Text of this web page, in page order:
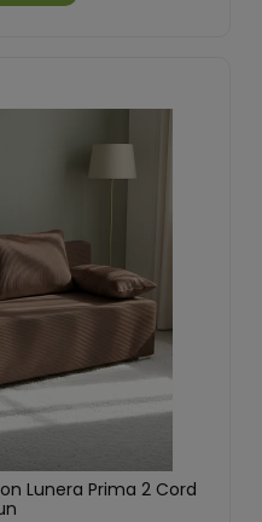
Lunera Prima 2 Cord